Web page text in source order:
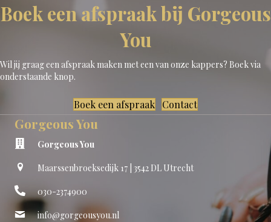
Boek een afspraak bij Gorgeous
You
Wil jij graag een afspraak maken met een van onze kappers? Boek via
onderstaande knop.
Boek een afspraak Contact
Gorgeous You
Gorgeous You
Maarssenbroeksedijk 17 | 3542 DL Utrecht
030-2374900
info@gorgeousyou.nl